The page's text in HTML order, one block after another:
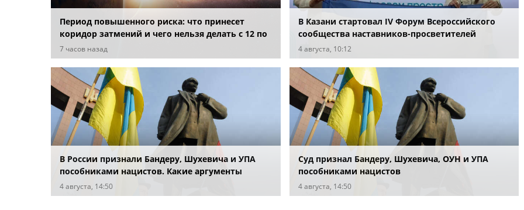
Период повышенного риска: что принесет
коридор затмений и чего нельзя делать с 12 по
28 августа
7 часов назад
В Казани стартовал IV Форум Всероссийского
сообщества наставников-просветителей
4 августа, 10:12
В России признали Бандеру, Шухевича и УПА
пособниками нацистов. Какие аргументы
привели в суде?
4 августа, 14:50
Суд признал Бандеру, Шухевича, ОУН и УПА
пособниками нацистов
4 августа, 14:50